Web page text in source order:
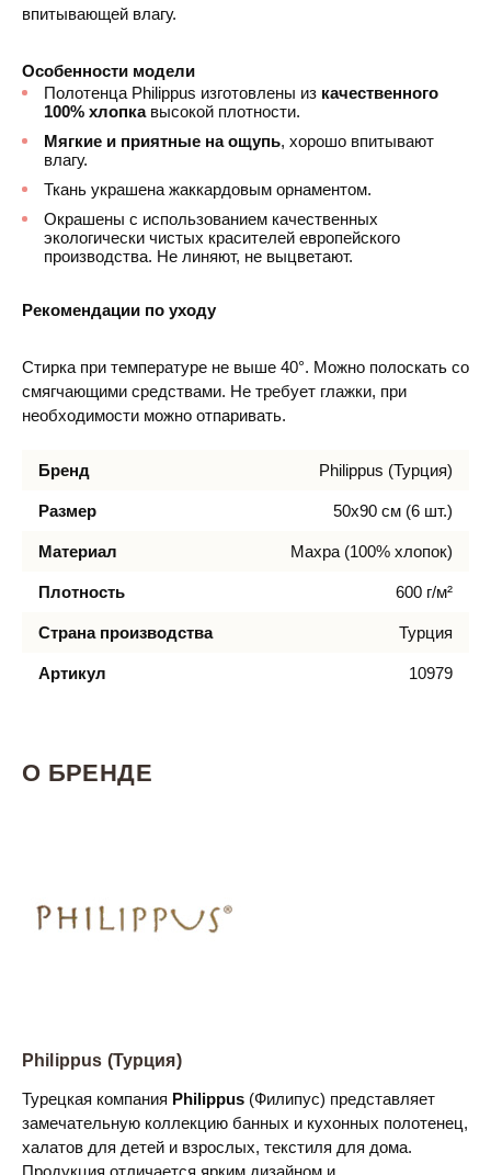
впитывающей влагу.
Особенности модели
Полотенца Philippus изготовлены из качественного
100% хлопкавысокой плотности.
Мягкие и приятные на ощупь, хорошо впитывают
влагу.
Ткань украшена жаккардовым орнаментом.
Окрашены с использованием качественных
экологически чистых красителей европейского
производства. Не линяют, не выцветают.
Рекомендации по уходу
Стирка при температуре не выше 40°. Можно полоскать со
смягчающими средствами. Не требует глажки, при
необходимости можно отпаривать.
Бренд Philippus (Турция)
Размер 50х90 см (6 шт.)
Материал Махра (100% хлопок)
Плотность 600 г/м²
Страна производства Турция
Артикул 10979
О БРЕНДЕ
Philippus (Турция)
Турецкая компания Philippus (Филипус) представляет
замечательную коллекцию банных и кухонных полотенец,
халатов для детей и взрослых, текстиля для дома.
Продукция отличается ярким дизайном и